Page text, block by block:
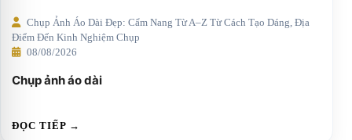
Chụp Ảnh Áo Dài Đẹp: Cẩm Nang Từ A–Z Từ Cách Tạo Dáng, Địa
Điểm Đến Kinh Nghiệm Chụp
08/08/2026
Chụp ảnh áo dài
ĐỌC TIẾP →